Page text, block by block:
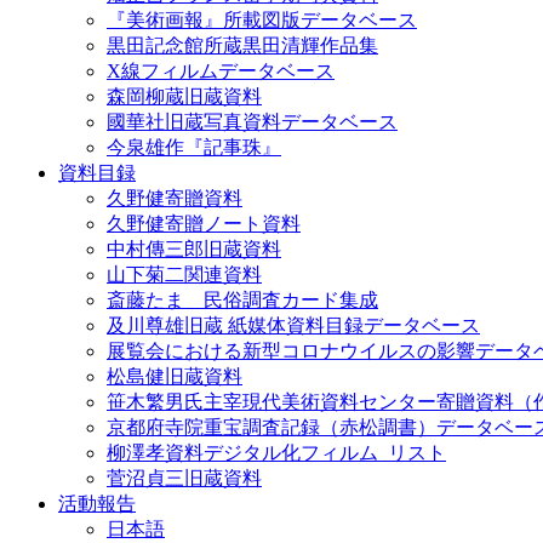
『美術画報』所載図版データベース
黒田記念館所蔵黒田清輝作品集
X線フィルムデータベース
森岡柳蔵旧蔵資料
國華社旧蔵写真資料データベース
今泉雄作『記事珠』
資料目録
久野健寄贈資料
久野健寄贈ノート資料
中村傳三郎旧蔵資料
山下菊二関連資料
斎藤たま 民俗調査カード集成
及川尊雄旧蔵 紙媒体資料目録データベース
展覧会における新型コロナウイルスの影響データ
松島健旧蔵資料
笹木繁男氏主宰現代美術資料センター寄贈資料（
京都府寺院重宝調査記録（赤松調書）データベー
柳澤孝資料デジタル化フィルム_リスト
菅沼貞三旧蔵資料
活動報告
日本語